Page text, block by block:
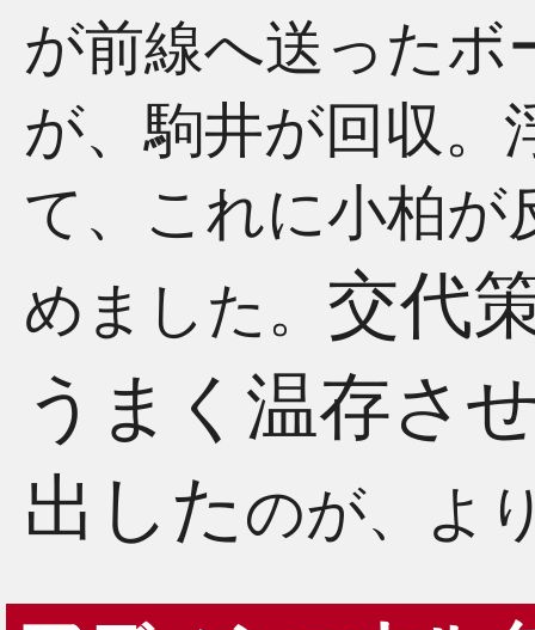
が前線へ送ったボ
が、駒井が回収。
て、これに小柏が
めました。 交代
うまく温存さ
出したのが、よ